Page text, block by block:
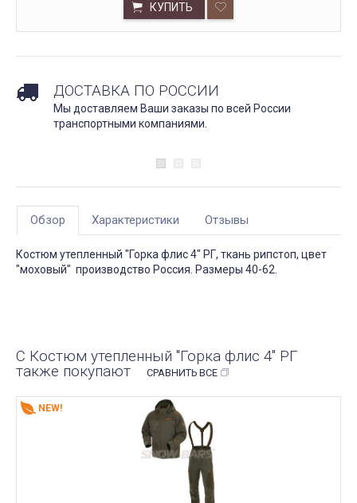
КУПИТЬ
ДОСТАВКА ПО РОССИИ
Мы доставляем Ваши заказы по всей России
транспортными компаниями.
Обзор Характеристики Отзывы
Костюм утепленный "Горка флис 4" РГ, ткань рипстоп, цвет
"моховый" производство Россия. Размеры 40-62.
С Костюм утепленный "Горка флис 4" РГ
также покупают
СРАВНИТЬ ВСЕ
NEW!